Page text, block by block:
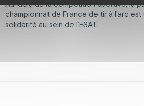
Au-delà de la compétition sportive, la
championnat de France de tir à l’arc
solidarité au sein de l’ESAT.